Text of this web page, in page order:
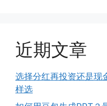
近期文章
选择分红再投资还是现
样选